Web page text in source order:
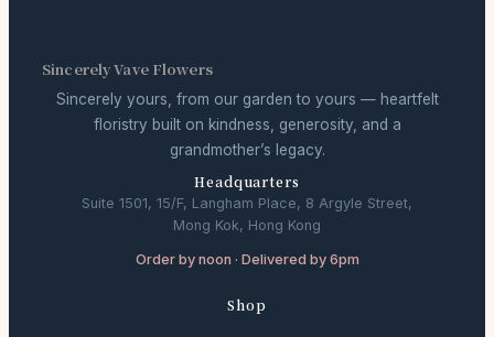
Sincerely Vave Flowers
Sincerely yours, from our garden to yours — heartfelt
floristry built on kindness, generosity, and a
grandmother’s legacy.
Headquarters
Suite 1501, 15/F, Langham Place, 8 Argyle Street,
Mong Kok, Hong Kong
Order by noon · Delivered by 6pm
Shop